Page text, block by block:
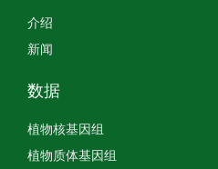
介绍
新闻
数据
植物核基因组
植物质体基因组